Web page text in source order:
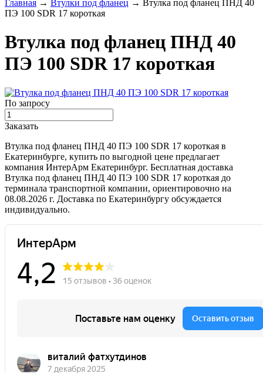
Главная → Втулки под фланец → Втулка под фланец ПНД 40
ПЭ 100 SDR 17 короткая
Втулка под фланец ПНД 40
ПЭ 100 SDR 17 короткая
По запросу
Заказать
Втулка под фланец ПНД 40 ПЭ 100 SDR 17 короткая в
Екатеринбурге, купить по выгодной цене предлагает
компания ИнтерАрм Екатеринбург. Бесплатная доставка
Втулка под фланец ПНД 40 ПЭ 100 SDR 17 короткая до
терминала транспортной компании, ориентировочно на
08.08.2026 г. Доставка по Екатеринбургу обсуждается
индивидуально.